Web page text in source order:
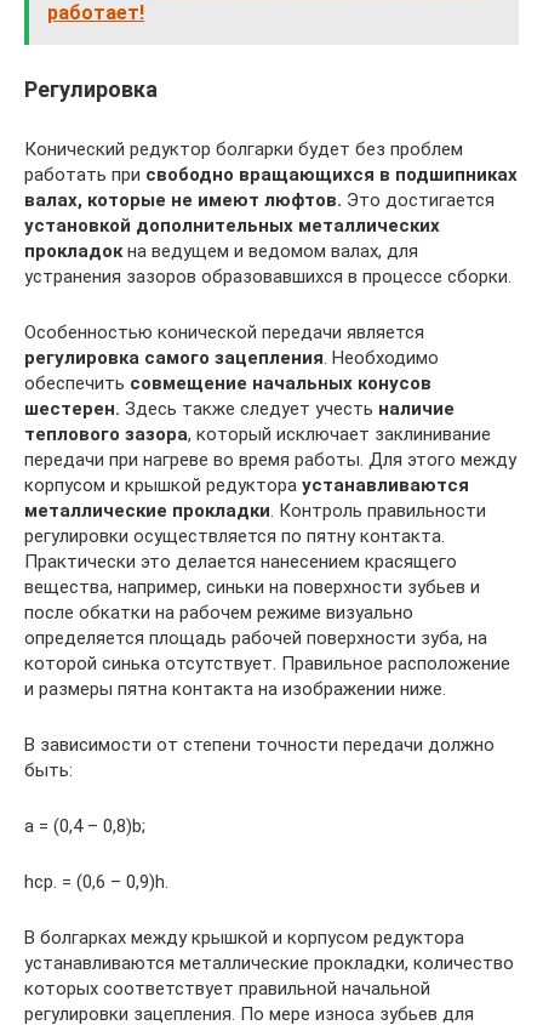
работает!
Регулировка
Конический редуктор болгарки будет без проблем
работать при свободно вращающихся в подшипниках
валах, которые не имеют люфтов. Это достигается
установкой дополнительных металлических
прокладок на ведущем и ведомом валах, для
устранения зазоров образовавшихся в процессе сборки.
Особенностью конической передачи является
регулировка самого зацепления . Необходимо
обеспечить совмещение начальных конусов
шестерен. Здесь также следует учесть наличие
теплового зазора, который исключает заклинивание
передачи при нагреве во время работы. Для этого между
корпусом и крышкой редуктора устанавливаются
металлические прокладки . Контроль правильности
регулировки осуществляется по пятну контакта.
Практически это делается нанесением красящего
вещества, например, синьки на поверхности зубьев и
после обкатки на рабочем режиме визуально
определяется площадь рабочей поверхности зуба, на
которой синька отсутствует. Правильное расположение
и размеры пятна контакта на изображении ниже.
В зависимости от степени точности передачи должно
быть:
а = (0,4 – 0,8)b;
hср. = (0,6 – 0,9)h.
В болгарках между крышкой и корпусом редуктора
устанавливаются металлические прокладки, количество
которых соответствует правильной начальной
регулировки зацепления. По мере износа зубьев для